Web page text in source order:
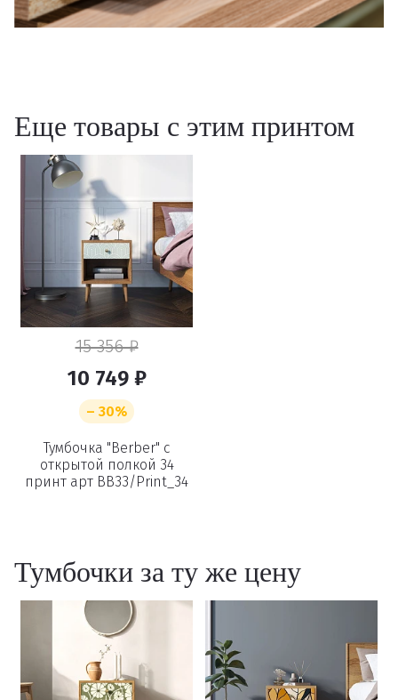
Еще товары с этим принтом
15 356 ₽
10 749 ₽
– 30%
Тумбочка "Berber" с
открытой полкой 34
принт арт BB33/Print_34
Тумбочки за ту же цену